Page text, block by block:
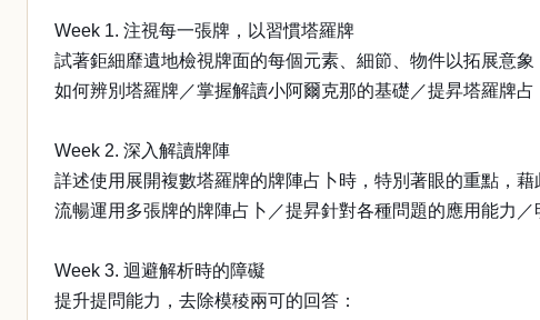
Week 1. 注視每一張牌，以習慣塔羅牌
試著鉅細靡遺地檢視牌面的每個元素、細節、物件以拓展意象
如何辨別塔羅牌／掌握解讀小阿爾克那的基礎／提昇塔羅牌占
Week 2. 深入解讀牌陣
詳述使用展開複數塔羅牌的牌陣占卜時，特別著眼的重點，藉
流暢運用多張牌的牌陣占卜／提昇針對各種問題的應用能力
Week 3. 迴避解析時的障礙
提升提問能力，去除模稜兩可的回答：